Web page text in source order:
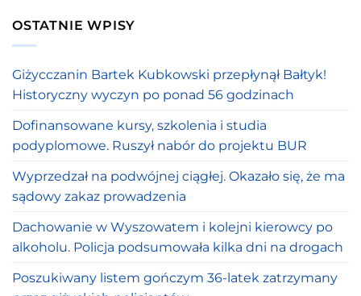
OSTATNIE WPISY
Giżycczanin Bartek Kubkowski przepłynął Bałtyk!
Historyczny wyczyn po ponad 56 godzinach
Dofinansowane kursy, szkolenia i studia
podyplomowe. Ruszył nabór do projektu BUR
Wyprzedzał na podwójnej ciągłej. Okazało się, że ma
sądowy zakaz prowadzenia
Dachowanie w Wyszowatem i kolejni kierowcy po
alkoholu. Policja podsumowała kilka dni na drogach
Poszukiwany listem gończym 36-latek zatrzymany